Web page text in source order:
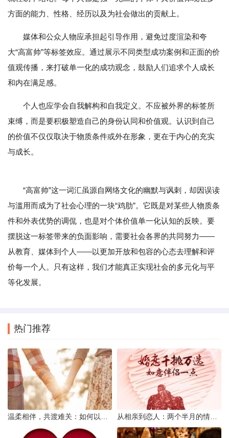
方面的能力、性格、经历以及为社会做出的贡献上。
媒体和公众人物应承担起引导作用，避免过度渲染和夸
大“高富帅”等标签效应。通过展示不同类型成功案例和正面的价
值观传播，来打破单一化的成功观念，鼓励人们追求个人成长
和内在满足感。
个人也应学会自我解构和自我定义。不应被外界的标签所
束缚，而是要积极塑造自己的身份认同和价值观。认识到自己
的价值不仅仅取决于物质条件或外在形象，更在于内心的充实
与成长。
“高富帅”这一词汇虽源自网络文化的幽默与讽刺，却因误读
与滥用而成为了社会心理的一块“鸡肋”。它既是对某些人物质条
件和外表优势的调侃，也是对个体价值单一化认知的反映。要
摆脱这一标签带来的负面影响，需要社会各界的共同努力——
从教育、媒体到个人——以更加开放和包容的心态去理解和评
价每一个人。只有这样，我们才能真正实现社会的多元化与平
等化发展。
热门推荐